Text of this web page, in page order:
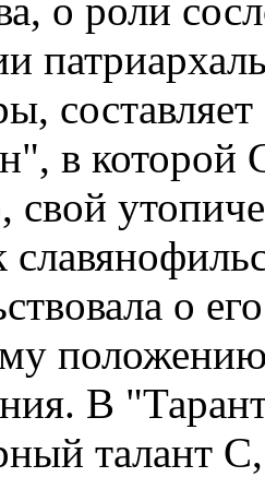
о роли
в которой
свой
о
В
талант